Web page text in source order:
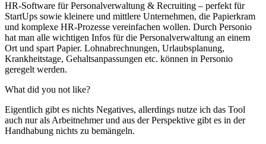
HR-Software für Personalverwaltung & Recruiting – perfekt für
StartUps sowie kleinere und mittlere Unternehmen, die Papierkram
und komplexe HR-Prozesse vereinfachen wollen. Durch Personio
hat man alle wichtigen Infos für die Personalverwaltung an einem
Ort und spart Papier. Lohnabrechnungen, Urlaubsplanung,
Krankheitstage, Gehaltsanpassungen etc. können in Personio
geregelt werden.
What did you not like?
Eigentlich gibt es nichts Negatives, allerdings nutze ich das Tool
auch nur als Arbeitnehmer und aus der Perspektive gibt es in der
Handhabung nichts zu bemängeln.